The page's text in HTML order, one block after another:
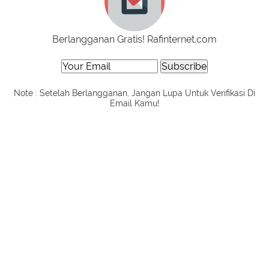
Berlangganan Gratis! Rafinternet.com
Note : Setelah Berlangganan, Jangan Lupa Untuk Verifikasi Di
Email Kamu!